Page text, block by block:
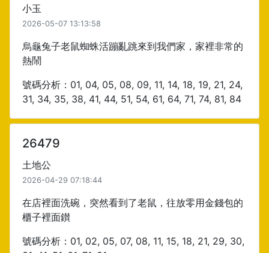
小玉
2026-05-07 13:13:58
烏龜兔子老鼠蜘蛛活蹦亂跳來到我們家，家裡非常的
熱鬧
號碼分析：01, 04, 05, 08, 09, 11, 14, 18, 19, 21, 24,
31, 34, 35, 38, 41, 44, 51, 54, 61, 64, 71, 74, 81, 84
26479
土地公
2026-04-29 07:18:44
在店裡面洗碗，突然看到了老鼠，往放零用金錢包的
櫃子裡面鑚
號碼分析：01, 02, 05, 07, 08, 11, 15, 18, 21, 29, 30,